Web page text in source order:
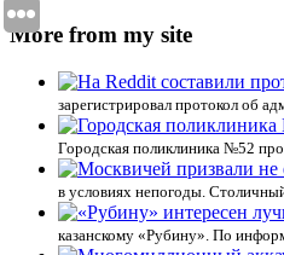
More from my site
зарегистрировал протокол об
Городская поликлиника №52
в условиях непогоды.
казанскому «Рубину». По